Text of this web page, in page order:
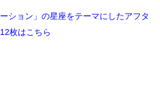
ション」の星座をテーマにしたアフタ
枚はこちら